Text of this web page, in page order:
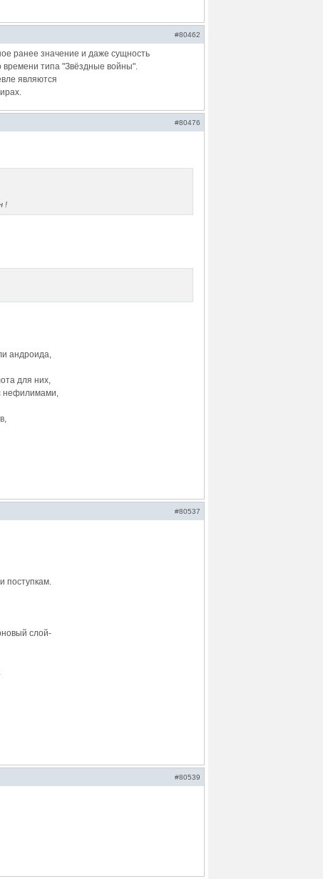
#80462
ранее значение и даже сущность
времени типа "Звёздные войны".
являются
#80476
!
андроида,
для них,
нефилимами,
#80537
поступкам.
слой-
#80539